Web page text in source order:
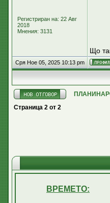
Регистриран на: 22 Авг
2018
Мнения: 3131
Що
Сря Ное 05, 2025 10:13 pm
Страница 2 от 2
ВРЕМЕТО: